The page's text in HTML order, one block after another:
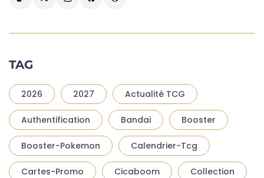
TAG
2026 2027 Actualité TCG
Authentification Bandai Booster
Booster-Pokemon Calendrier-Tcg
Cartes-Promo Cicaboom Collection